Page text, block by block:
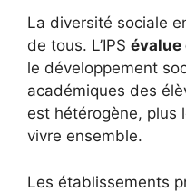
La diversité sociale
de tous. L’IPS
le développement
académiques des
est hétérogène, plus
vivre ensemble.
Les établissements